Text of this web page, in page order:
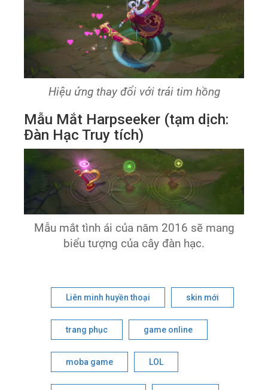
Hiệu ứng thay đổi với trái tim hồng
Mẫu Mắt Harpseeker (tạm dịch:
Đàn Hạc Truy tích)
Mẫu mắt tình ái của năm 2016 sẽ mang
biểu tượng của cây đàn hạc.
Liên minh huyền thoại skin mới
trang phục game online
moba game LOL